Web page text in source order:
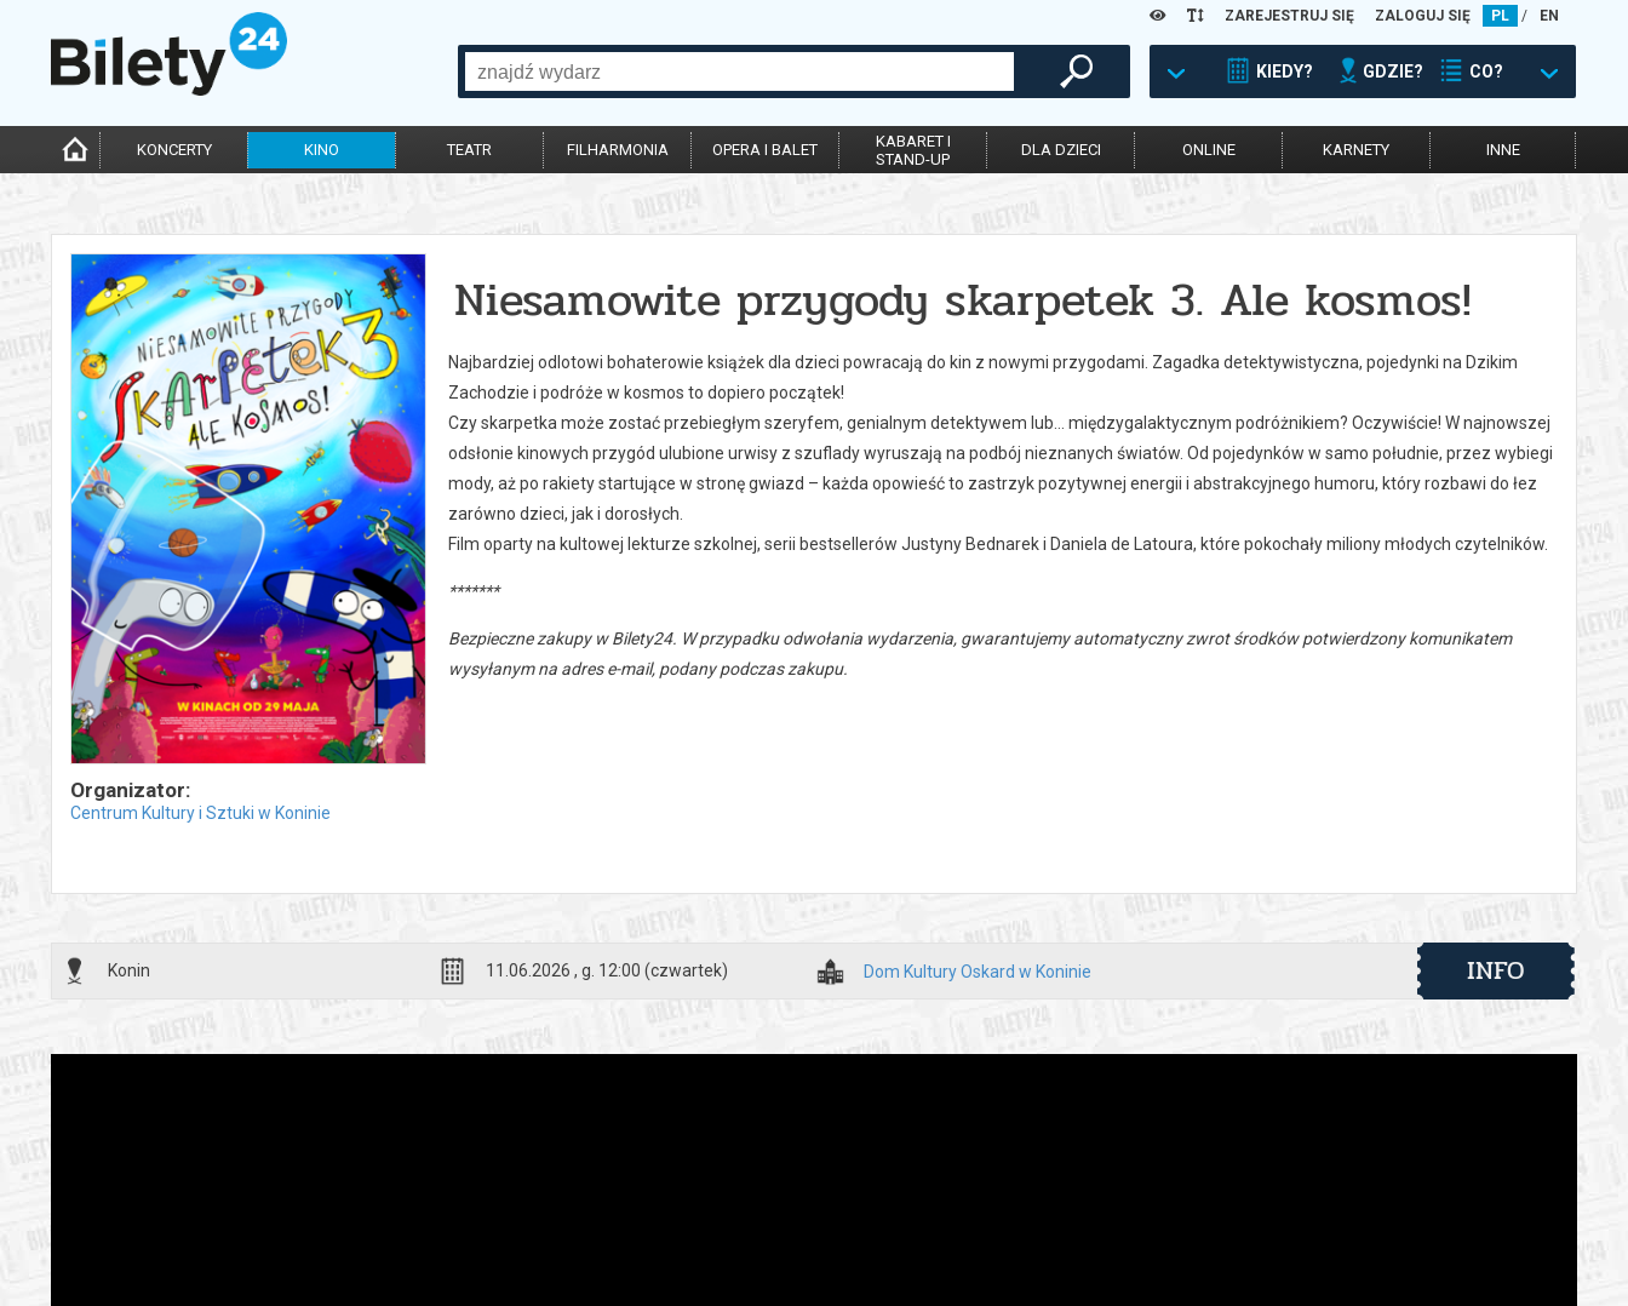
ZAREJESTRUJ SIĘ ZALOGUJ SIĘ PL / EN
KIEDY? GDZIE? CO?
KONCERTY KINO TEATR FILHARMONIA OPERA I BALET
KABARET I
STAND-UP
DLA DZIECI ONLINE KARNETY INNE
Organizator:
Centrum Kultury i Sztuki w Koninie
Niesamowite przygody skarpetek 3. Ale kosmos!
Najbardziej odlotowi bohaterowie książek dla dzieci powracają do kin z nowymi przygodami. Zagadka detektywistyczna, pojedynki na Dzikim
Zachodzie i podróże w kosmos to dopiero początek!
Czy skarpetka może zostać przebiegłym szeryfem, genialnym detektywem lub… międzygalaktycznym podróżnikiem? Oczywiście! W najnowszej
odsłonie kinowych przygód ulubione urwisy z szuflady wyruszają na podbój nieznanych światów. Od pojedynków w samo południe, przez wybiegi
mody, aż po rakiety startujące w stronę gwiazd – każda opowieść to zastrzyk pozytywnej energii i abstrakcyjnego humoru, który rozbawi do łez
zarówno dzieci, jak i dorosłych.
Film oparty na kultowej lekturze szkolnej, serii bestsellerów Justyny Bednarek i Daniela de Latoura, które pokochały miliony młodych czytelników.
*******
Bezpieczne zakupy w Bilety24. W przypadku odwołania wydarzenia, gwarantujemy automatyczny zwrot środków potwierdzony komunikatem
wysyłanym na adres e-mail, podany podczas zakupu.
Konin 11.06.2026 , g. 12:00 (czwartek) Dom Kultury Oskard w Koninie INFO